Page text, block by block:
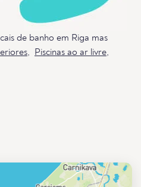
de banho em Riga mas
, Piscinas ao ar livre,